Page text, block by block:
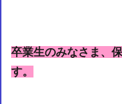
卒業生のみなさま、
す。